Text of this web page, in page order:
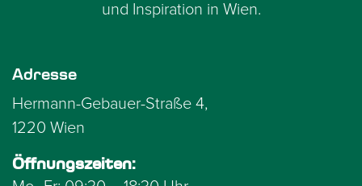
und Inspiration in Wien.
Adresse
Hermann-Gebauer-Straße 4,
1220 Wien
Öffnungszeiten: